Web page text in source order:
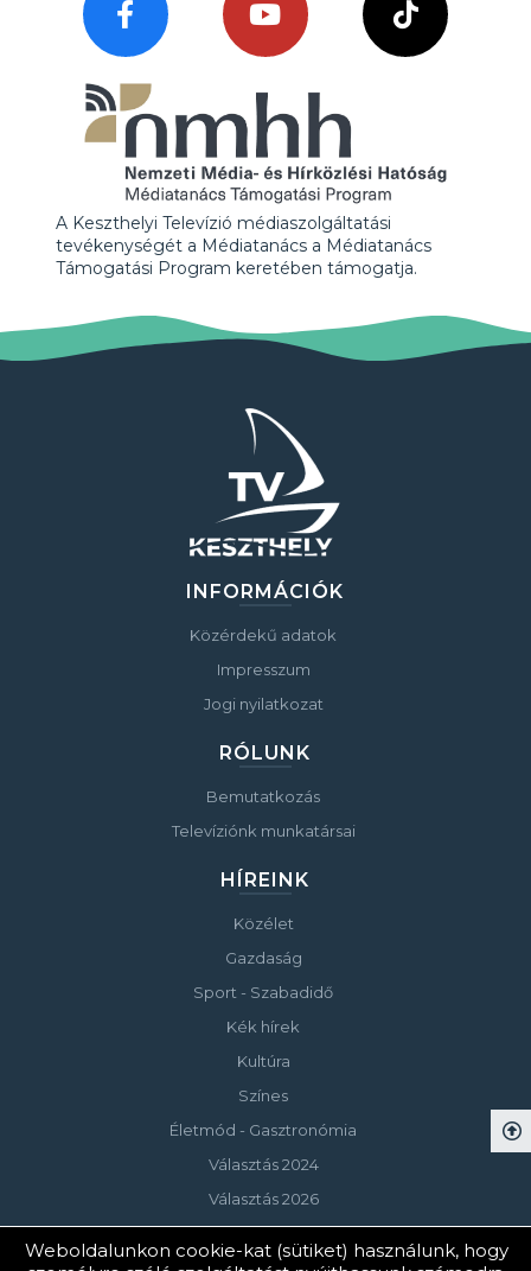
A Keszthelyi Televízió médiaszolgáltatási
tevékenységét a Médiatanács a Médiatanács
Támogatási Program keretében támogatja.
INFORMÁCIÓK
Közérdekű adatok
Impresszum
Jogi nyilatkozat
RÓLUNK
Bemutatkozás
Televíziónk munkatársai
HÍREINK
Közélet
Gazdaság
Sport - Szabadidő
Kék hírek
Kultúra
Színes
Életmód - Gasztronómia
Választás 2024
Választás 2026
Weboldalunkon cookie-kat (sütiket) használunk, hogy